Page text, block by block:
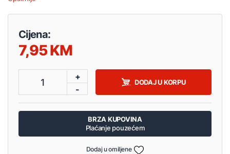
Cijena:
7,95
1
+
-
DODAJ U KORPU
BRZA KUPOVINA
Plaćanje pouzećem
Dodaj u omiljene